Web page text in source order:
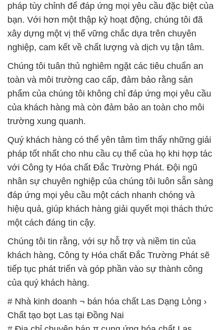
pháp tùy chỉnh để đáp ứng mọi yêu cầu đặc biệt của
bạn. Với hơn một thập kỷ hoạt động, chúng tôi đã
xây dựng một vị thế vững chắc dựa trên chuyên
nghiệp, cam kết về chất lượng và dịch vụ tận tâm.
Chúng tôi tuân thủ nghiêm ngặt các tiêu chuẩn an
toàn và môi trường cao cấp, đảm bảo rằng sản
phẩm của chúng tôi không chỉ đáp ứng mọi yêu cầu
của khách hàng mà còn đảm bảo an toàn cho môi
trường xung quanh.
Quý khách hàng có thể yên tâm tìm thấy những giải
pháp tốt nhất cho nhu cầu cụ thể của họ khi hợp tác
với Công ty Hóa chất Đắc Trường Phát. Đội ngũ
nhân sự chuyên nghiệp của chúng tôi luôn sẵn sàng
đáp ứng mọi yêu cầu một cách nhanh chóng và
hiệu quả, giúp khách hàng giải quyết mọi thách thức
một cách đáng tin cậy.
Chúng tôi tin rằng, với sự hỗ trợ và niềm tin của
khách hàng, Công ty Hóa chất Đắc Trường Phát sẽ
tiếp tục phát triển và góp phần vào sự thành công
của quý khách hàng.
# Nhà kinh doanh ¬ bán hóa chất Las Dạng Lỏng ›
Chất tạo bọt Las tại Đồng Nai